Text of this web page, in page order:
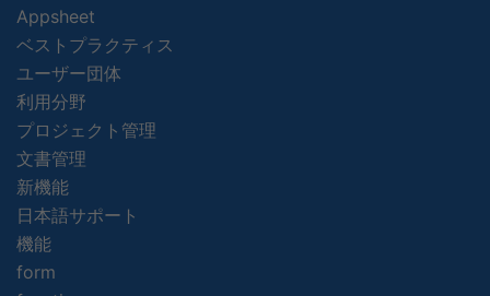
Appsheet
ベストプラクティス
ユーザー団体
利用分野
プロジェクト管理
文書管理
新機能
日本語サポート
機能
form